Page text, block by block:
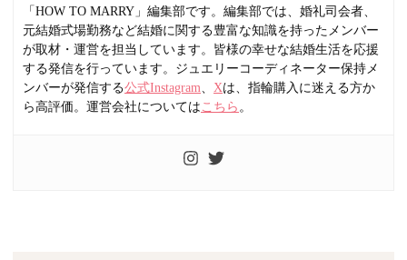
「HOW TO MARRY」編集部です。編集部では、婚礼司会者、
元結婚式場勤務など結婚に関する豊富な知識を持ったメンバー
が取材・運営を担当しています。皆様の幸せな結婚生活を応援
する発信を行っています。ジュエリーコーディネーター保持メ
ンバーが発信する公式Instagram、 Xは、指輪購入に迷える方か
ら高評価。運営会社については こちら 。